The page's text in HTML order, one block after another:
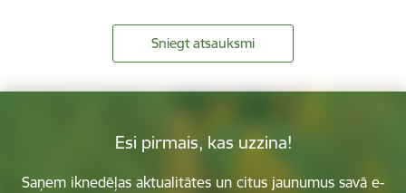
Sniegt atsauksmi
Esi pirmais, kas uzzina!
Saņem iknedēļas aktualitātes un citus jaunumus savā e-